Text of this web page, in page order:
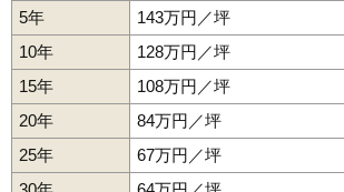
マンションナビで
無料一括査定をする
鹿島団地10ー2号棟
住所 東京都八王子市鹿島
交通 松が谷駅（6分）
5年
143万円／坪
10年
128万円／坪
15年
108万円／坪
20年
84万円／坪
25年
67万円／坪